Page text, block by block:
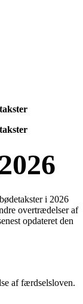
i 2026
overtrædelser af
opdateret den
af færdselsloven.